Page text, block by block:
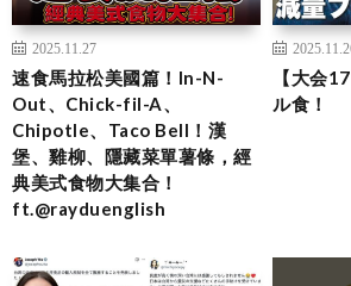
2025.11.27
速食馬拉松美國篇！In-N-
Out、Chick-fil-A、
Chipotle、Taco Bell！漢
堡、雞柳、隱藏菜單薯條，經
典美式食物大集合！
ft.@rayduenglish
【大会
ル食！